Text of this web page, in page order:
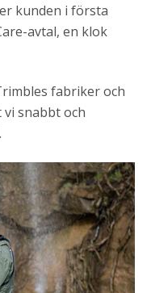
kunden i första
avtal, en klok
fabriker och
snabbt och